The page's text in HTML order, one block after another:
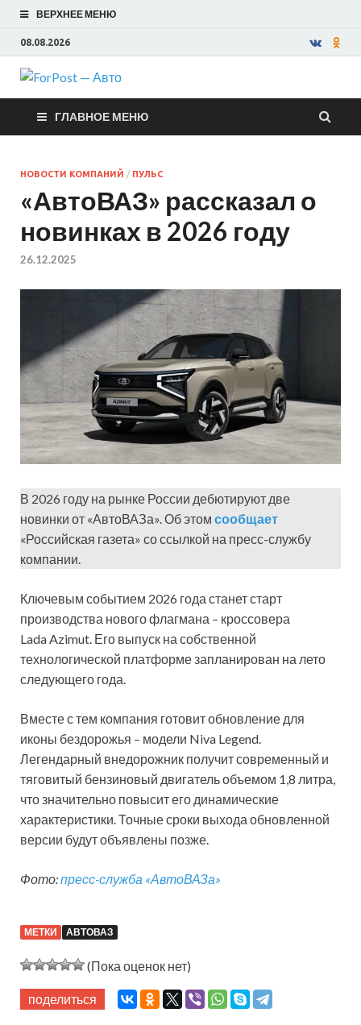
ВЕРХНЕЕ МЕНЮ
08.08.2026
ForPost —
Авто
ГЛАВНОЕ МЕНЮ
НОВОСТИ КОМПАНИЙ / ПУЛЬС
«АвтоВАЗ» рассказал о
новинках в 2026 году
26.12.2025
В 2026 году на рынке России дебютируют две
новинки от «АвтоВАЗа». Об этом сообщает
«Российская газета» со ссылкой на пресс-службу
компании.
Ключевым событием 2026 года станет старт
производства нового флагмана – кроссовера
Lada Azimut. Его выпуск на собственной
технологической платформе запланирован на лето
следующего года.
Вместе с тем компания готовит обновление для
иконы бездорожья – модели Niva Legend.
Легендарный внедорожник получит современный и
тяговитый бензиновый двигатель объемом 1,8 литра,
что значительно повысит его динамические
характеристики. Точные сроки выхода обновленной
версии будут объявлены позже.
Фото:пресс-служба «АвтоВАЗа»
МЕТКИ АВТОВАЗ
(Пока оценок нет)
поделиться